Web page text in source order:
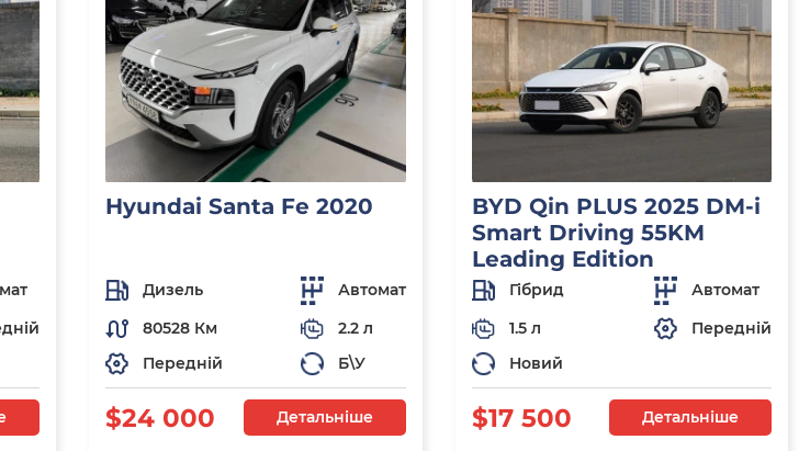
Hyundai Santa Fe 2020
Дизель
Автомат
80528 Км
2.2 л
Передній
Б\У
$24 000 Детальніше
BYD Qin PLUS 2025 DM-i
Smart Driving 55KM
Leading Edition
Гібрид
Автомат
1.5 л
Передній
Новий
$17 500 Детальніше